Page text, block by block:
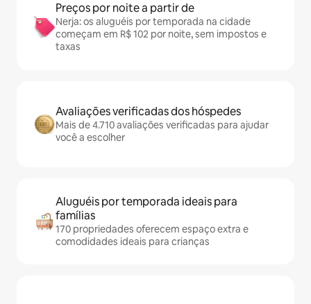
Preços por noite a partir de
Nerja: os aluguéis por temporada na cidade
começam em R$ 102 por noite, sem impostos e
taxas
Avaliações verificadas dos hóspedes
Mais de 4.710 avaliações verificadas para ajudar
você a escolher
Aluguéis por temporada ideais para
famílias
170 propriedades oferecem espaço extra e
comodidades ideais para crianças